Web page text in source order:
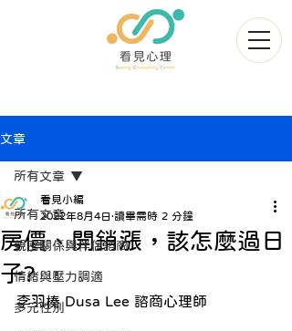
文章
所有文章
親密關係與伴侶諮商
情緒與壓力調適
多元性別
所有文章
房價、開銷漲，該怎麼過日
子?
看見小編
2022年8月4日 讀畢需時 2 分鐘
李羽榛 Dusa Lee 諮商心理師